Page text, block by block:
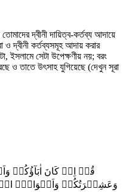
দ্বীনী দায়িত্ব-কর্তব্য আদায়ে
ও দ্বীনী কর্তব্যসমূহ আদায় করার
ইসলামে সেটা উপেক্ষণীয় নয়; বরং
ও তাতে উৎসাহ যুগিয়েছে (দেখুন সূরা
قُلۡ اِنۡ کَانَ اٰبَآؤُکُمۡ
وَعَشِیۡرَتُکُمۡ وَاَمۡوَالُۨ